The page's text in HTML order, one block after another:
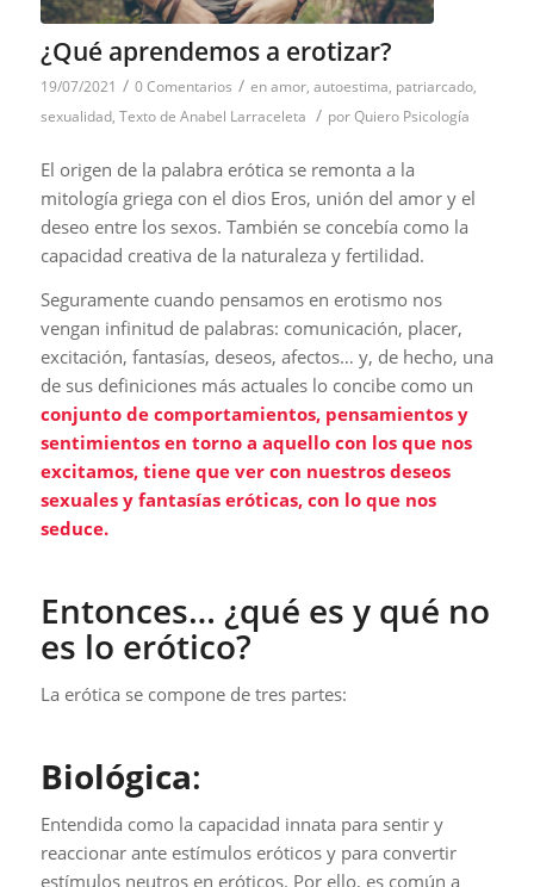
¿Qué aprendemos a erotizar?
19/07/2021 / 0 Comentarios / enamor, autoestima, patriarcado,
sexualidad, Texto de Anabel Larraceleta / porQuiero Psicología
El origen de la palabra erótica se remonta a la
mitología griega con el dios Eros, unión del amor y el
deseo entre los sexos. También se concebía como la
capacidad creativa de la naturaleza y fertilidad.
Seguramente cuando pensamos en erotismo nos
vengan infinitud de palabras: comunicación, placer,
excitación, fantasías, deseos, afectos… y, de hecho, una
de sus definiciones más actuales lo concibe como un
conjunto de comportamientos, pensamientos y
sentimientos en torno a aquello con los que nos
excitamos, tiene que ver con nuestros deseos
sexuales y fantasías eróticas, con lo que nos
seduce.
Entonces… ¿qué es y qué no
es lo erótico?
La erótica se compone de tres partes:
Biológica:
Entendida como la capacidad innata para sentir y
reaccionar ante estímulos eróticos y para convertir
estímulos neutros en eróticos. Por ello, es común a